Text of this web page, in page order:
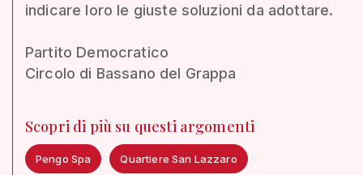
indicare loro le giuste soluzioni da adottare.
Partito Democratico
Circolo di Bassano del Grappa
Scopri di più su questi argomenti
Pengo Spa Quartiere San Lazzaro